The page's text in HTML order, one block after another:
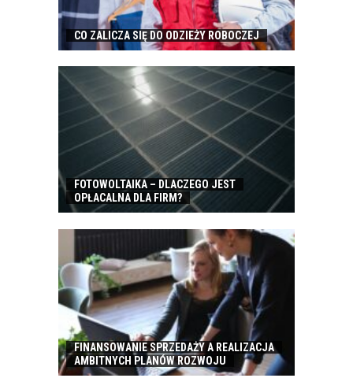
CO ZALICZA SIĘ DO ODZIEŻY ROBOCZEJ
FOTOWOLTAIKA – DLACZEGO JEST
OPŁACALNA DLA FIRM?
FINANSOWANIE SPRZEDAŻY A REALIZACJA
AMBITNYCH PLANÓW ROZWOJU